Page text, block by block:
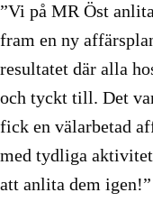
”Vi på MR Öst
fram en ny
resultatet där alla
och tyckt till. Det
fick en välarbetad
med tydliga
att anlita dem igen!”